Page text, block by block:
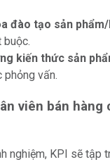
đào tạo sản
buộc.
kiến thức sản
phỏng vấn.
viên bán hàng
nghiệm, KPI sẽ tập